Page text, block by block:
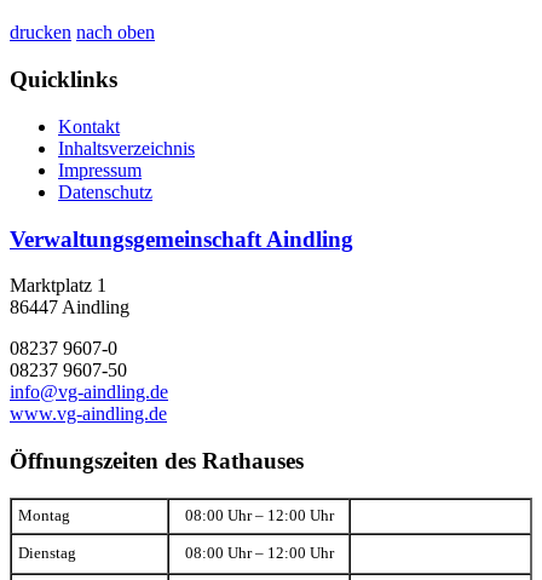
drucken nach oben
Quicklinks
Kontakt
Inhaltsverzeichnis
Impressum
Datenschutz
Verwaltungsgemeinschaft Aindling
Marktplatz 1
86447 Aindling
08237 9607-0
08237 9607-50
info@vg-aindling.de
www.vg-aindling.de
Öffnungszeiten des Rathauses
Montag 08:00 Uhr – 12:00 Uhr
Dienstag 08:00 Uhr – 12:00 Uhr